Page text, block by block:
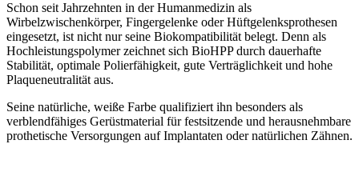
Schon seit Jahrzehnten in der Humanmedizin als
Wirbelzwischenkörper, Fingergelenke oder Hüftgelenksprothesen
eingesetzt, ist nicht nur seine Biokompatibilität belegt. Denn als
Hochleistungspolymer zeichnet sich BioHPP durch dauerhafte
Stabilität, optimale Polierfähigkeit, gute Verträglichkeit und hohe
Plaqueneutralität aus.
Seine natürliche, weiße Farbe qualifiziert ihn besonders als
verblendfähiges Gerüstmaterial für festsitzende und herausnehmbare
prothetische Versorgungen auf Implantaten oder natürlichen Zähnen.